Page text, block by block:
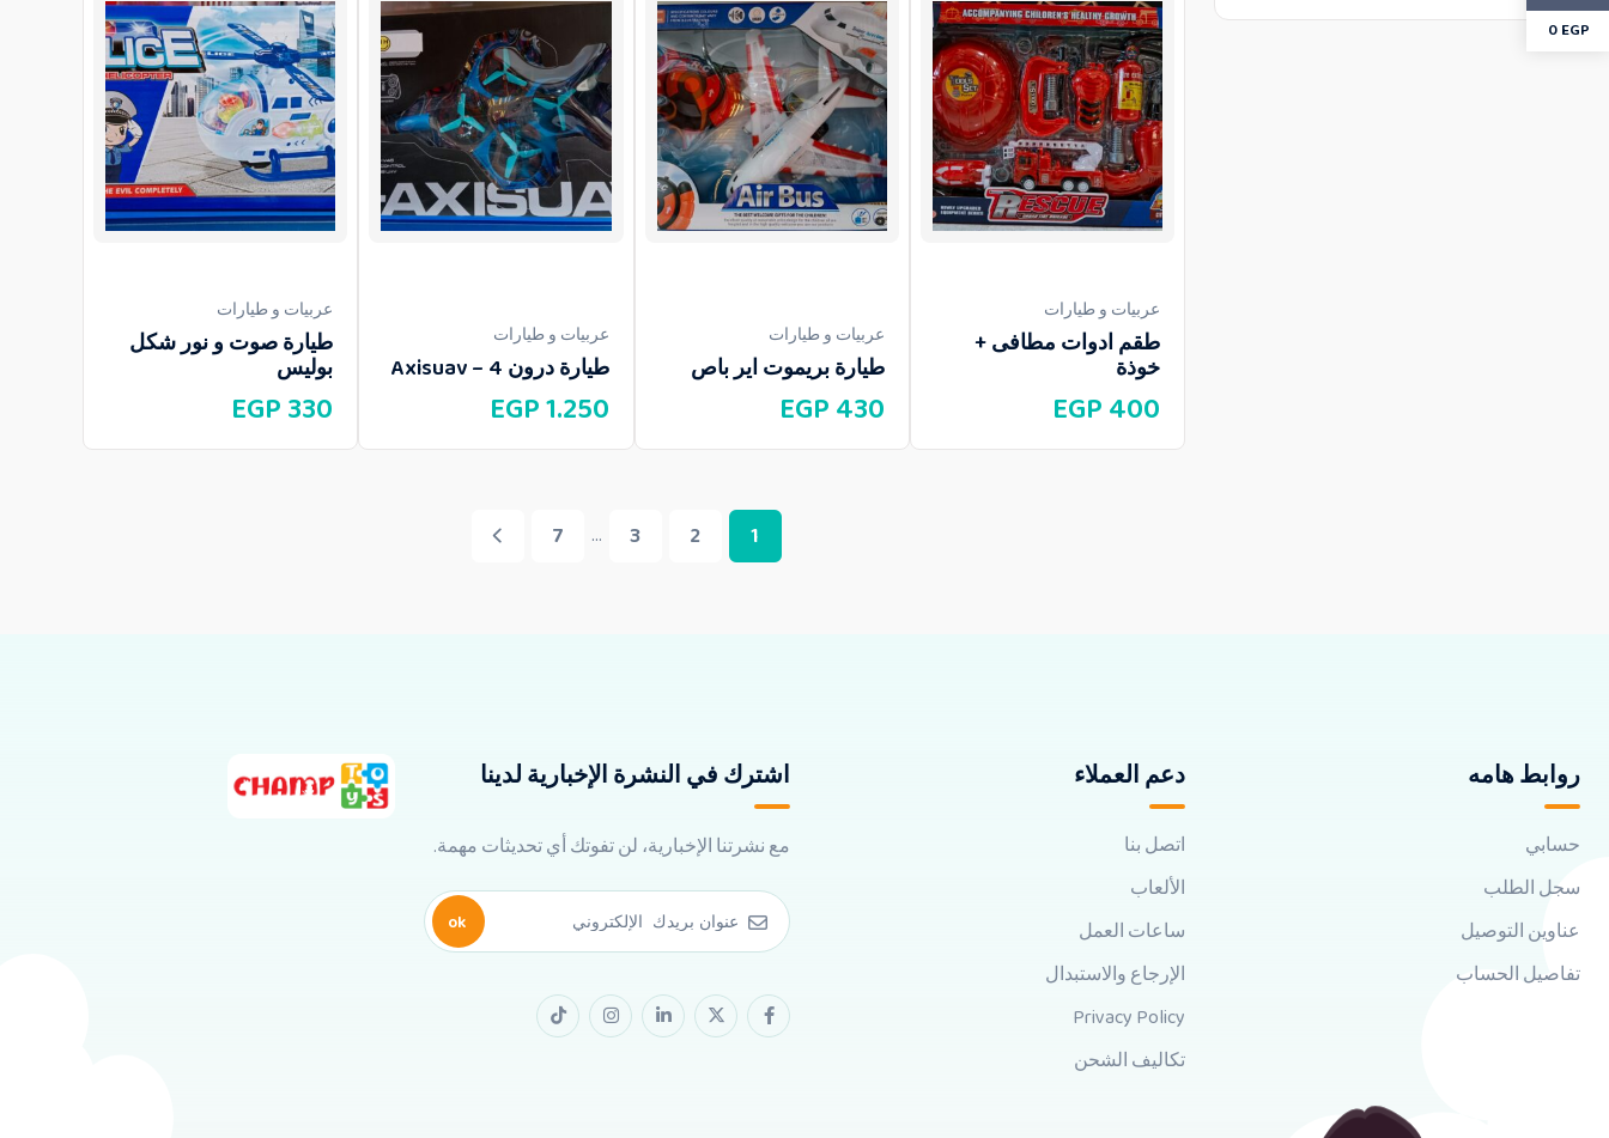
عربيات و طيارات
طقم ادوات مطافى +
خوذة
400
EGP
عربيات و طيارات
طيارة بريموت اير باص
430
EGP
عربيات و طيارات
طيارة درون 4 – Axisuav
1.250
EGP
عربيات و طيارات
طيارة صوت و نور شكل
بوليس
330
EGP
1
2
3
...
7
روابط هامه
حسابي
سجل الطلب
عناوين التوصيل
تفاصيل الحساب
دعم العملاء
اتصل بنا
الألعاب
ساعات العمل
الإرجاع والاستبدال
Privacy Policy
تكاليف الشحن
اشترك في النشرة الإخبارية لدينا
مع نشرتنا الإخبارية، لن تفوتك أي تحديثات مهمة.
ok
0EGP